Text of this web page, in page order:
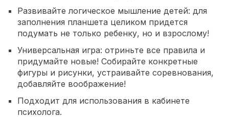
Развивайте логическое мышление детей: для
заполнения планшета целиком придется
подумать не только ребенку, но и взрослому!
Универсальная игра: отриньте все правила и
придумайте новые! Собирайте конкретные
фигуры и рисунки, устраивайте соревнования,
добавляйте воображение!
Подходит для использования в кабинете
психолога.